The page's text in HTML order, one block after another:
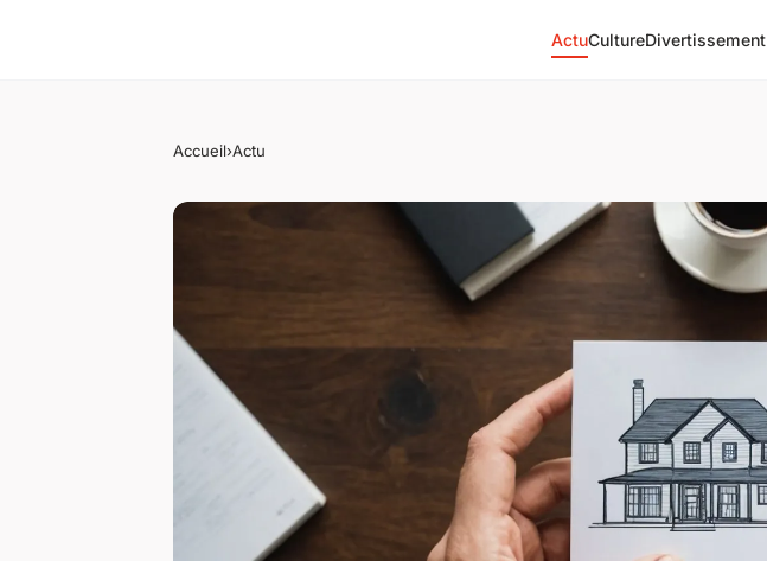
ActuCultureDivertissement
Accueil›Actu